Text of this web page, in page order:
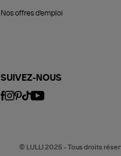
Nos offres d'emploi
SUIVEZ-NOUS
© LULLI 2025 - Tous droits